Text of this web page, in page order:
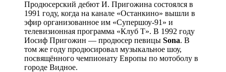
Продюсерский дебют И. Пригожина состоялся в
1991 году, когда на канале «Останкино» вышли в
эфир организованное им «Супершоу-91» и
телевизионная программа «Клуб Т». В 1992 году
Иосиф Пригожин — продюсер певицы Sona. В
том же году продюсировал музыкальное шоу,
посвящённого чемпионату Европы по мотоболу в
городе Видное.